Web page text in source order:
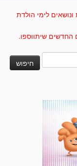
ונושאים לימי הולדת
החדשים שיתווספו.